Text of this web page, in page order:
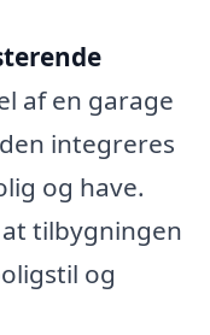
af en garage
integreres
og have.
tilbygningen
og